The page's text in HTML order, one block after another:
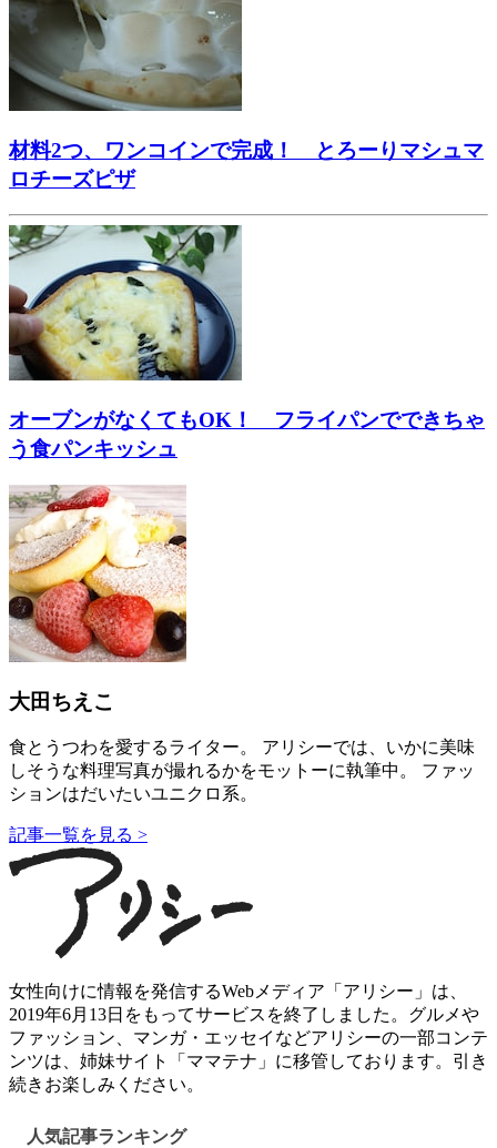
材料2つ、ワンコインで完成！ とろーりマシュマ
ロチーズピザ
オーブンがなくてもOK！ フライパンでできちゃ
う食パンキッシュ
大田ちえこ
食とうつわを愛するライター。 アリシーでは、いかに美味
しそうな料理写真が撮れるかをモットーに執筆中。 ファッ
ションはだいたいユニクロ系。
記事一覧を見る >
女性向けに情報を発信するWebメディア「アリシー」は、
2019年6月13日をもってサービスを終了しました。グルメや
ファッション、マンガ・エッセイなどアリシーの一部コンテ
ンツは、姉妹サイト「ママテナ」に移管しております。引き
続きお楽しみください。
人気記事ランキング